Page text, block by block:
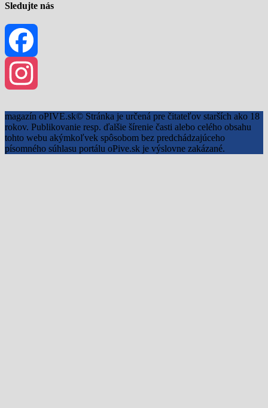
Sledujte nás
Facebook
magazín oPIVE.sk© Stránka je určená pre čitateľov starších ako 18
rokov. Publikovanie resp. ďalšie šírenie časti alebo celého obsahu
tohto webu akýmkoľvek spôsobom bez predchádzajúceho
písomného súhlasu portálu oPive.sk je výslovne zakázané.